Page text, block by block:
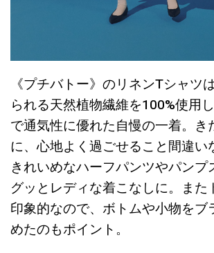
《プチバトー》のリネンTシャツ
られる天然植物繊維を100%使用
で通気性に優れた自慢の一着。き
に、心地よく過ごせること間違い
きれいめなハーフパンツやパンプ
グッとレディな着こなしに。また
印象的なので、ボトムや小物をブ
めたのもポイント。